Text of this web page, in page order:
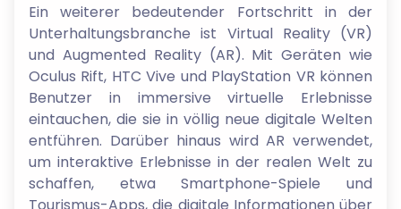
Ein weiterer bedeutender Fortschritt in der
Unterhaltungsbranche ist Virtual Reality (VR)
und Augmented Reality (AR). Mit Geräten wie
Oculus Rift, HTC Vive und PlayStation VR können
Benutzer in immersive virtuelle Erlebnisse
eintauchen, die sie in völlig neue digitale Welten
entführen. Darüber hinaus wird AR verwendet,
um interaktive Erlebnisse in der realen Welt zu
schaffen, etwa Smartphone-Spiele und
Tourismus-Apps, die digitale Informationen über